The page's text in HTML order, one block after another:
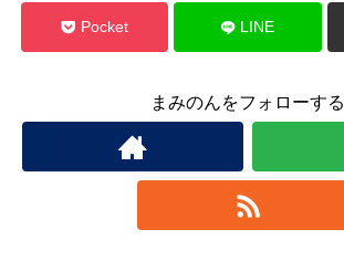
Pocket LINE
まみのんをフォローする